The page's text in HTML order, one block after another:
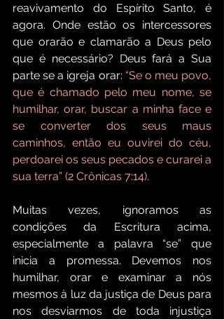
reavivamento do Espírito Santo, é
agora. Onde estão os intercessores
que orarão e clamarão a Deus pelo
que é necessário? Deus fará a Sua
parte se a igreja orar: “Se o meu povo,
que é chamado pelo meu nome, se
humilhar, orar, buscar a minha face e
se converter dos seus maus
caminhos, então eu ouvirei do céu,
perdoarei os seus pecados e curarei a
sua terra” (2 Crônicas 7:14).
Muitas vezes, ignoramos as
condições da Escritura acima,
especialmente a palavra “se” que
inicia a promessa. Devemos nos
humilhar, orar e examinar a nós
mesmos à luz da justiça de Deus para
nos desviarmos de toda injustiça